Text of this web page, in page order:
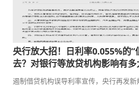
央行放大招！日利率0.055%的“
去？对银行等放贷机构影响有多
遏制借贷机构误导利率宣传，央行再发